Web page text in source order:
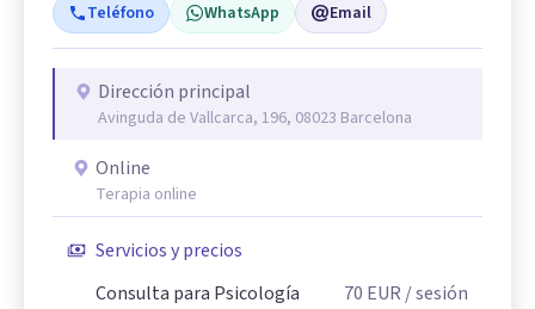
Teléfono WhatsApp Email
Dirección principal
Avinguda de Vallcarca, 196, 08023 Barcelona
Online
Terapia online
Servicios y precios
Consulta para Psicología
70 EUR / sesión